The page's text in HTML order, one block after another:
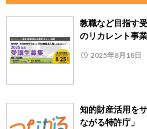
教職など目指す
のリカレント事業
2025年8月18日
知的財産活用を
ながる特許庁」